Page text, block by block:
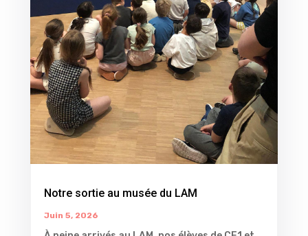
Notre sortie au musée du LAM
Juin 5, 2026